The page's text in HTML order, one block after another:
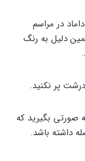
در مراسم
دلیل به رنگ
پر نکنید.
صورتی بگیرید که
داشته باشد.